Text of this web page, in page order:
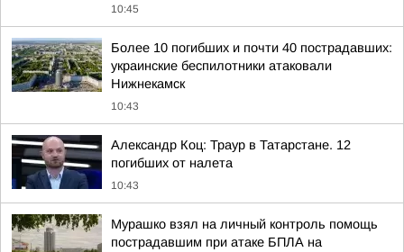
10:45
Более 10 погибших и почти 40 пострадавших:
украинские беспилотники атаковали
Нижнекамск
10:43
Александр Коц: Траур в Татарстане. 12
погибших от налета
10:43
Мурашко взял на личный контроль помощь
пострадавшим при атаке БПЛА на